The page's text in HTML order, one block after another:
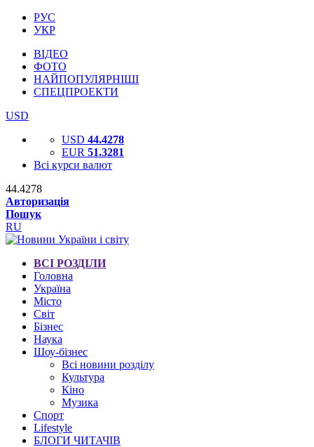
РУС
УКР
ВІДЕО
ФОТО
НАЙПОПУЛЯРНІШІ
СПЕЦПРОЕКТИ
USD
USD 44.4278
EUR 51.3281
Всі курси валют
44.4278
Авторизація
Пошук
RU
ВСІ РОЗДІЛИ
Головна
Україна
Місто
Світ
Бізнес
Наука
Шоу-бізнес
Всі новини розділу
Культура
Кіно
Музика
Спорт
Lifestyle
БЛОГИ ЧИТАЧІВ